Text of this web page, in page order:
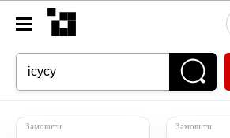
Замовити Замовити